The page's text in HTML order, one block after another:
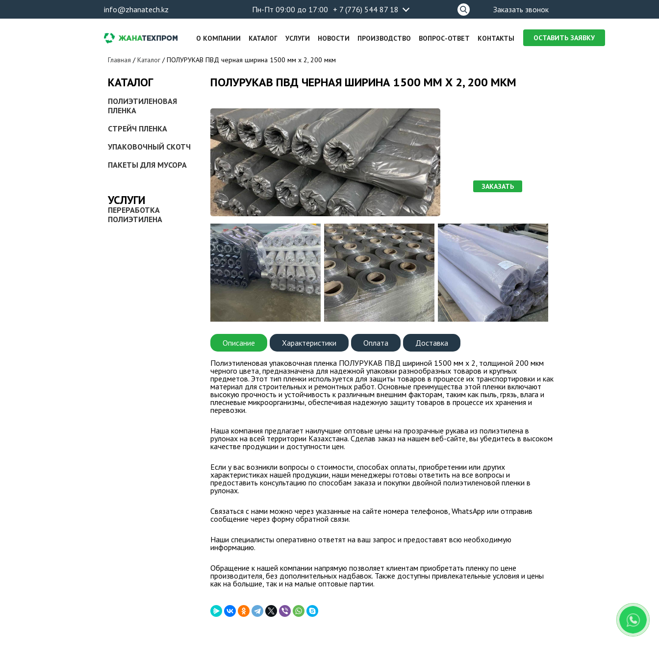
info@zhanatech.kz Пн-Пт 09:00 до 17:00 + 7 (776) 544 87 18
Форма
поиска
Заказать звонок
О КОМПАНИИ КАТАЛОГ УСЛУГИ НОВОСТИ ПРОИЗВОДСТВО ВОПРОС-ОТВЕТ КОНТАКТЫ ОСТАВИТЬ ЗАЯВКУ
Вы здесь
Главная / Каталог / ПОЛУРУКАВ ПВД черная ширина 1500 мм х 2, 200 мкм
КАТАЛОГ
ПОЛИЭТИЛЕНОВАЯ
ПЛЕНКА
СТРЕЙЧ ПЛЕНКА
УПАКОВОЧНЫЙ СКОТЧ
ПАКЕТЫ ДЛЯ МУСОРА
УСЛУГИ
ПЕРЕРАБОТКА
ПОЛИЭТИЛЕНА
ПОЛУРУКАВ ПВД ЧЕРНАЯ ШИРИНА 1500 ММ Х 2, 200 МКМ
ЗАКАЗАТЬ
Описание Характеристики Оплата Доставка
Полиэтиленовая упаковочная пленка ПОЛУРУКАВ ПВД шириной 1500 мм х 2, толщиной 200 мкм
черного цвета, предназначена для надежной упаковки разнообразных товаров и крупных
предметов. Этот тип пленки используется для защиты товаров в процессе их транспортировки и как
материал для строительных и ремонтных работ. Основные преимущества этой пленки включают
высокую прочность и устойчивость к различным внешним факторам, таким как пыль, грязь, влага и
плесневые микроорганизмы, обеспечивая надежную защиту товаров в процессе их хранения и
перевозки.
Наша компания предлагает наилучшие оптовые цены на прозрачные рукава из полиэтилена в
рулонах на всей территории Казахстана. Сделав заказ на нашем веб-сайте, вы убедитесь в высоком
качестве продукции и доступности цен.
Если у вас возникли вопросы о стоимости, способах оплаты, приобретении или других
характеристиках нашей продукции, наши менеджеры готовы ответить на все вопросы и
предоставить консультацию по способам заказа и покупки двойной полиэтиленовой пленки в
рулонах.
Связаться с нами можно через указанные на сайте номера телефонов, WhatsApp или отправив
сообщение через форму обратной связи.
Наши специалисты оперативно ответят на ваш запрос и предоставят всю необходимую
информацию.
Обращение к нашей компании напрямую позволяет клиентам приобретать пленку по цене
производителя, без дополнительных надбавок.Также доступны привлекательные условия и цены
как на большие, так и на малые оптовые партии.